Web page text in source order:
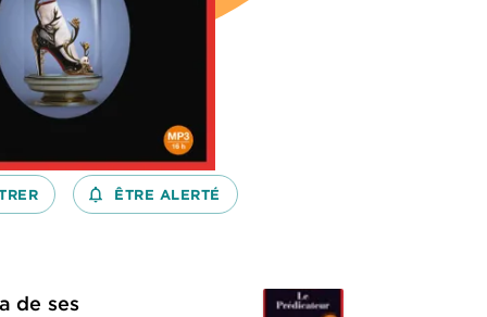
notifications_none_outlined
ÊTRE ALERTÉ
de ses